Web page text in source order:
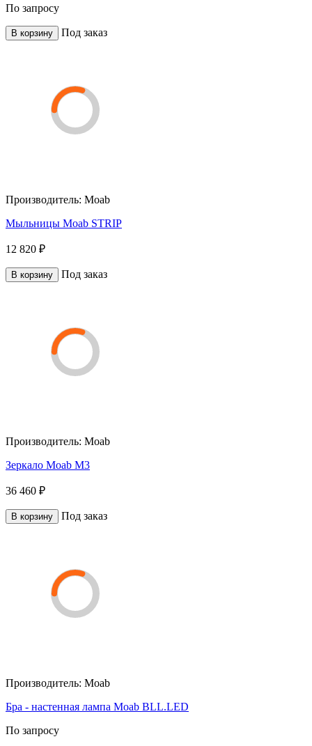
По запросу
В корзину Под заказ
Производитель: Moab
Мыльницы Moab STRIP
12 820 ₽
В корзину Под заказ
Производитель: Moab
Зеркало Moab M3
36 460 ₽
В корзину Под заказ
Производитель: Moab
Бра - настенная лампа Moab BLL.LED
По запросу